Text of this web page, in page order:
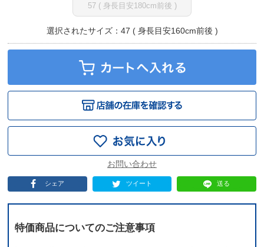
57 ( 身長目安180cm前後 )
選択されたサイズ：47 ( 身長目安160cm前後 )
シェア ツイート 送る
特価商品についてのご注意事項